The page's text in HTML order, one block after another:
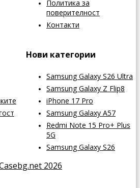
Политика за
поверителност
Контакти
Нови категории
Samsung Galaxy S26 Ultra
Samsung Galaxy Z Flip8
iPhone 17 Pro
Samsung Galaxy A57
Redmi Note 15 Pro+ Plus
5G
Samsung Galaxy S26
2026